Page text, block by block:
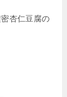
杏仁豆腐の